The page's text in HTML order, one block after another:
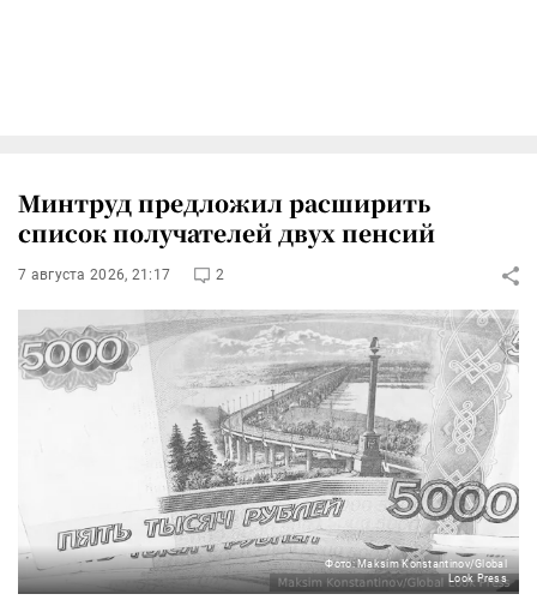
Минтруд предложил расширить
список получателей двух пенсий
7 августа 2026, 21:17 2
Фото: Maksim Konstantinov/Global
Look Press